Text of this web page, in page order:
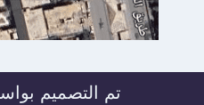
تم التصميم